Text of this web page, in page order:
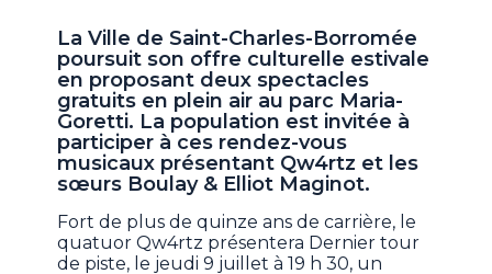
La Ville de Saint-Charles-Borromée
poursuit son offre culturelle estivale
en proposant deux spectacles
gratuits en plein air au parc Maria-
Goretti. La population est invitée à
participer à ces rendez-vous
musicaux présentant Qw4rtz et les
sœurs Boulay & Elliot Maginot.
Fort de plus de quinze ans de carrière, le
quatuor Qw4rtz présentera Dernier tour
de piste, le jeudi 9 juillet à 19 h 30, un